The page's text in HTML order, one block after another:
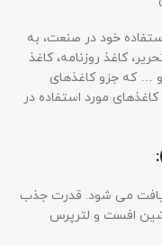
خود در صنعت، به
کاغذ روزنامه، کاغذ
و … که جزو کاغذهای
مورد استفاده در
یافت می شود. قدرت جذب
افست و لترپرس